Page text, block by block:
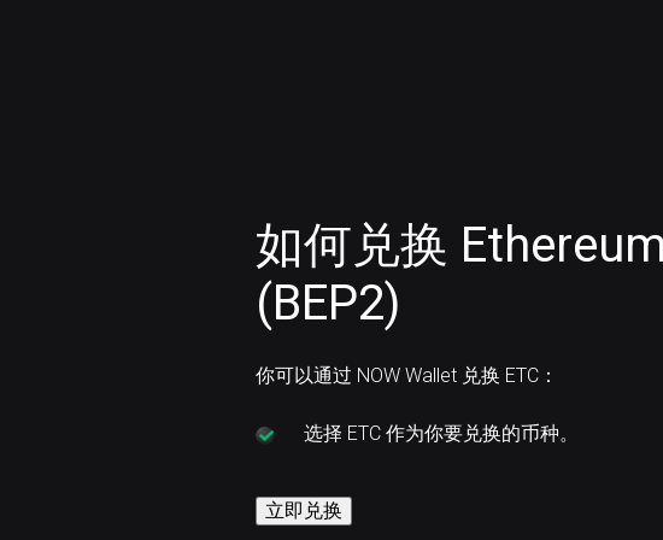
如何兑换
(BEP2)
你可以通过 NOW Wallet 兑换 ETC：
选择 ETC 作为你要兑换的币种。
立即兑换